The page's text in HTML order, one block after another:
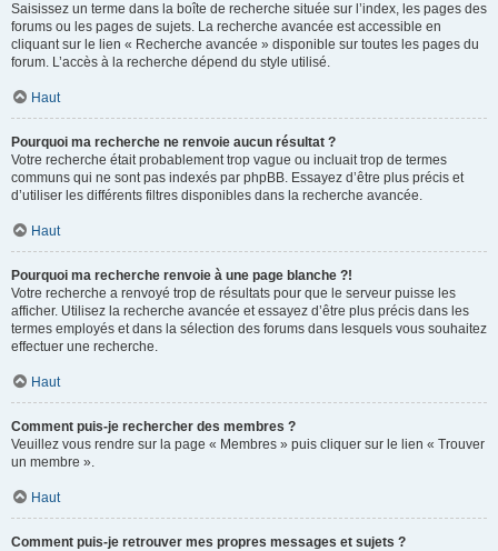
Saisissez un terme dans la boîte de recherche située sur l’index, les pages des
forums ou les pages de sujets. La recherche avancée est accessible en
cliquant sur le lien « Recherche avancée » disponible sur toutes les pages du
forum. L’accès à la recherche dépend du style utilisé.
Haut
Pourquoi ma recherche ne renvoie aucun résultat ?
Votre recherche était probablement trop vague ou incluait trop de termes
communs qui ne sont pas indexés par phpBB. Essayez d’être plus précis et
d’utiliser les différents filtres disponibles dans la recherche avancée.
Haut
Pourquoi ma recherche renvoie à une page blanche ?!
Votre recherche a renvoyé trop de résultats pour que le serveur puisse les
afficher. Utilisez la recherche avancée et essayez d’être plus précis dans les
termes employés et dans la sélection des forums dans lesquels vous souhaitez
effectuer une recherche.
Haut
Comment puis-je rechercher des membres ?
Veuillez vous rendre sur la page « Membres » puis cliquer sur le lien « Trouver
un membre ».
Haut
Comment puis-je retrouver mes propres messages et sujets ?